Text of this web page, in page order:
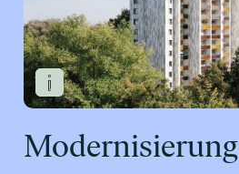
Modernisierung
In Planung
Instandhaltung
Modernisierung